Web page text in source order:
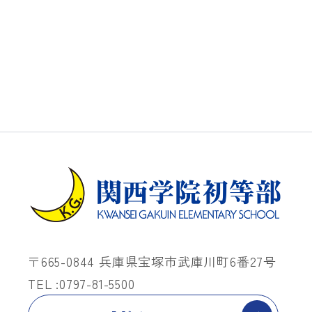
〒665-0844 兵庫県宝塚市武庫川町6番27号
TEL :0797-81-5500